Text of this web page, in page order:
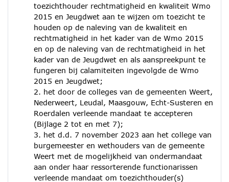
toezichthouder rechtmatigheid en kwaliteit Wmo
2015 en Jeugdwet aan te wijzen om toezicht te
houden op de naleving van de kwaliteit en
rechtmatigheid in het kader van de Wmo 2015
en op de naleving van de rechtmatigheid in het
kader van de Jeugdwet en als aanspreekpunt te
fungeren bij calamiteiten ingevolgde de Wmo
2015 en Jeugdwet;
2. het door de colleges van de gemeenten Weert,
Nederweert, Leudal, Maasgouw, Echt-Susteren en
Roerdalen verleende mandaat te accepteren
(Bijlage 2 tot en met 7);
3. het d.d. 7 november 2023 aan het college van
burgemeester en wethouders van de gemeente
Weert met de mogelijkheid van ondermandaat
aan onder haar ressorterende functionarissen
verleende mandaat om toezichthouder(s)